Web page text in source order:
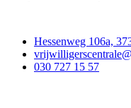
Hessenweg 106a,
030 727 15 57